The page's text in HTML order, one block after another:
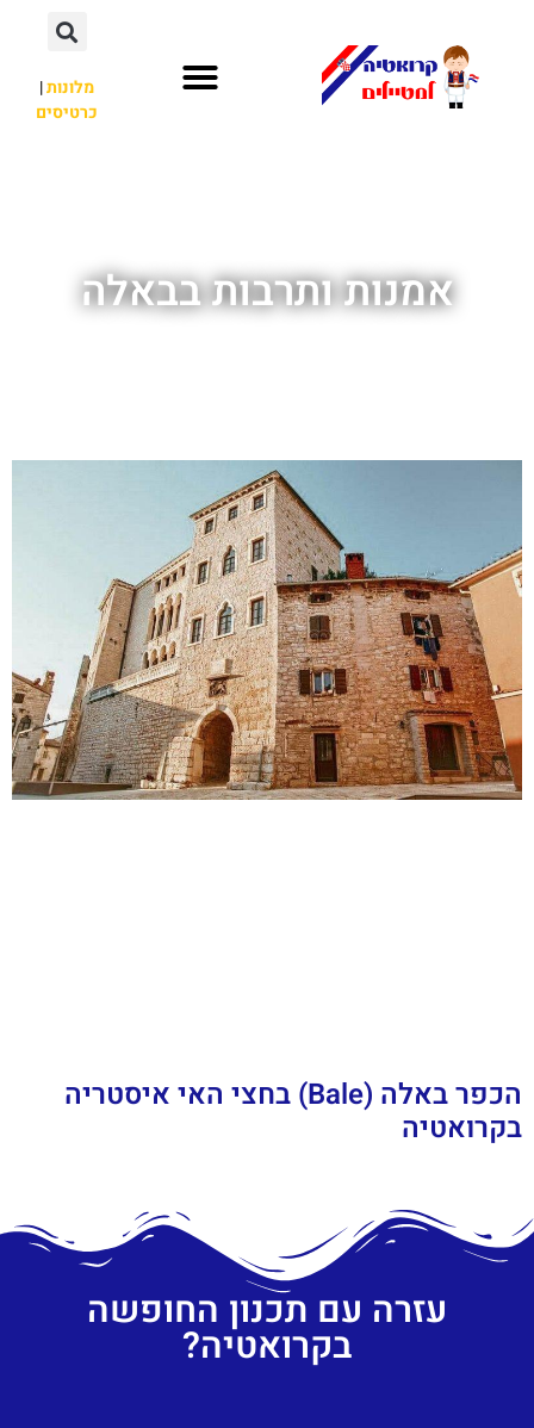
מלונות|
כרטיסים
אמנות ותרבות בבאלה
הכפר באלה (Bale) בחצי האי איסטריה
בקרואטיה
עזרה עם תכנון החופשה
בקרואטיה?